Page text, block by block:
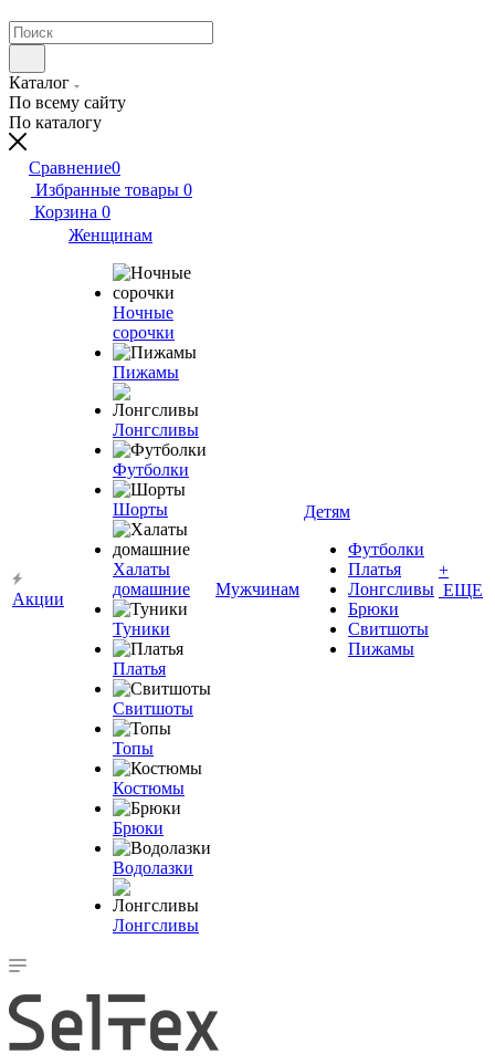
Каталог
По всему сайту
По каталогу
Сравнение0
Избранные товары 0
Корзина 0
Акции
Женщинам
Ночные
сорочки
Пижамы
Лонгсливы
Футболки
Шорты
Халаты
домашние
Туники
Платья
Свитшоты
Топы
Костюмы
Брюки
Водолазки
Лонгсливы
Мужчинам
Детям
Футболки
Платья
Лонгсливы
Брюки
Свитшоты
Пижамы
+
ЕЩЕ